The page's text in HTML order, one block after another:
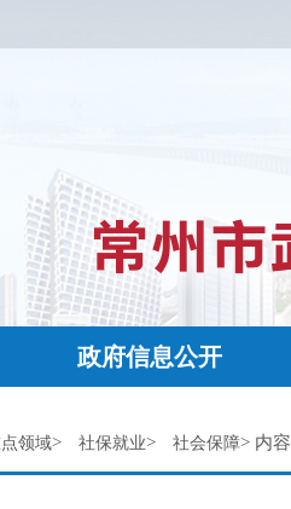
政府信息公开
领域> 社保就业> 社会保障> 内容